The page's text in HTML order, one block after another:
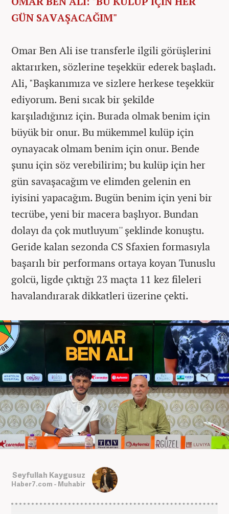
GÜN SAVAŞACAĞIM"
Omar Ben Ali ise transferle ilgili görüşlerini
aktarırken, sözlerine teşekkür ederek başladı.
Ali, "Başkanımıza ve sizlere herkese teşekkür
ediyorum. Beni sıcak bir şekilde
karşıladığınız için. Burada olmak benim için
büyük bir onur. Bu mükemmel kulüp için
oynayacak olmam benim için onur. Bende
şunu için söz verebilirim; bu kulüp için her
gün savaşacağım ve elimden gelenin en
iyisini yapacağım. Bugün benim için yeni bir
tecrübe, yeni bir macera başlıyor. Bundan
dolayı da çok mutluyum'' şeklinde konuştu.
Geride kalan sezonda CS Sfaxien formasıyla
başarılı bir performans ortaya koyan Tunuslu
golcü, ligde çıktığı 23 maçta 11 kez fileleri
havalandırarak dikkatleri üzerine çekti.
Seyfullah Kaygusuz
Haber7.com - Muhabir